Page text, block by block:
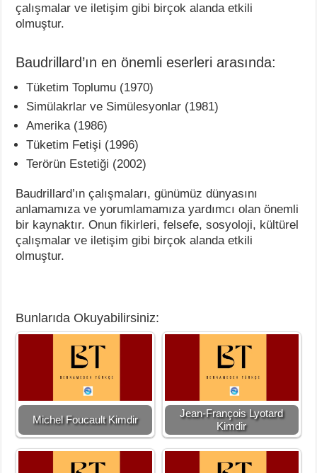
çalışmalar ve iletişim gibi birçok alanda etkili
olmuştur.
Baudrillard’ın en önemli eserleri arasında:
Tüketim Toplumu (1970)
Simülakrlar ve Simülesyonlar (1981)
Amerika (1986)
Tüketim Fetişi (1996)
Terörün Estetiği (2002)
Baudrillard’ın çalışmaları, günümüz dünyasını
anlamamıza ve yorumlamamıza yardımcı olan önemli
bir kaynaktır. Onun fikirleri, felsefe, sosyoloji, kültürel
çalışmalar ve iletişim gibi birçok alanda etkili
olmuştur.
Bunlarıda Okuyabilirsiniz:
Michel Foucault Kimdir
Jean-François Lyotard
Kimdir